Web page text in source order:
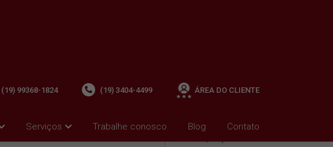
Serviços Trabalhe conosco Blog Contato
(19) 99368-1824 (19) 3404-4499 ÁREA DO CLIENTE
+ Condomínio R$0,00